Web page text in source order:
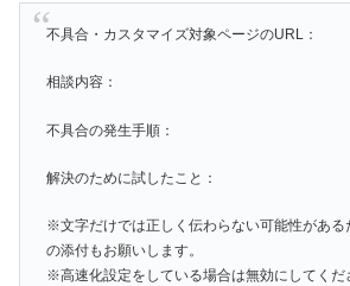
不具合・カスタマイズ対象ページのURL：
相談内容：
不具合の発生手順：
解決のために試したこと：
※文字だけでは正しく伝わらない可能性がある
の添付もお願いします。
※高速化設定をしている場合は無効にしてくだ